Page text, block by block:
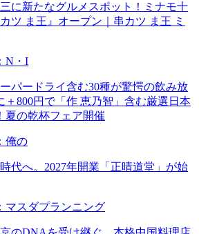
に新たなグルメスポット！ミナモ十
ツ ま王』オープン｜串カツ ま王 ミ
N・I
ーパードライ含む30種が驚愕の飲み放
＋800円で「作 恵乃智」含む厳選日本
夏の乾杯フェア開催
俺の
代へ。2027年開業「正晴道堂」が始
マスダプランニング